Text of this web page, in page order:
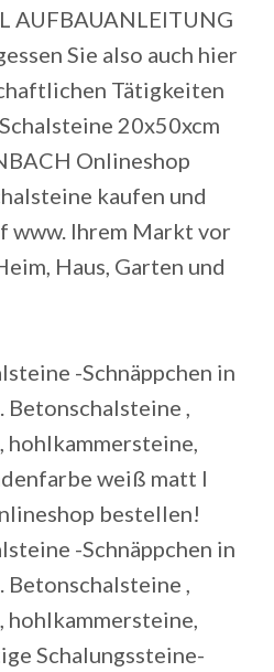
AUFBAUANLEITUNG
Sie also auch hier
Tätigkeiten
20x50xcm
Onlineshop
kaufen und
www. Ihrem Markt vor
Haus, Garten und
-Schnäppchen in
,
hohlkammersteine,
weiß matt l
bestellen!
-Schnäppchen in
,
hohlkammersteine,
Schalungssteine-